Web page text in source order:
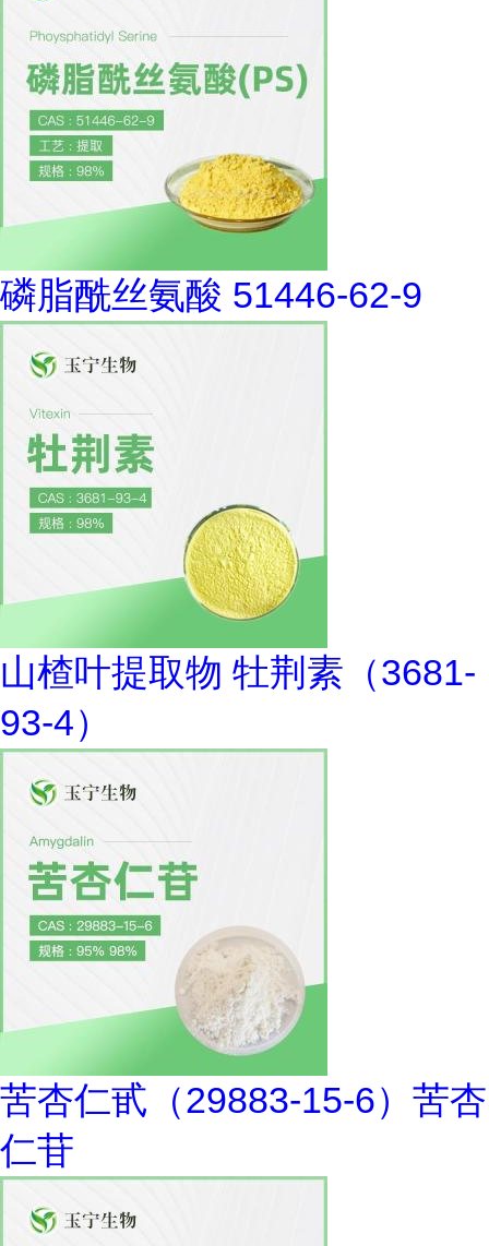
磷脂酰丝氨酸 51446-62-9
山楂叶提取物 牡荆素（3681-
93-4）
苦杏仁甙（29883-15-6）苦杏
仁苷